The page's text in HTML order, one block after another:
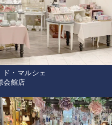
・マルシェ
会館店